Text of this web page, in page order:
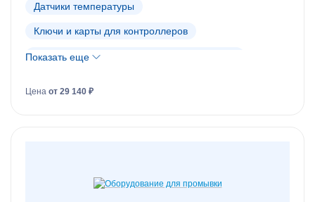
Датчики температуры
Ключи и карты для контроллеров
Распределительные коллекторы (гребенки)
Показать еще
Цена от 29 140 ₽